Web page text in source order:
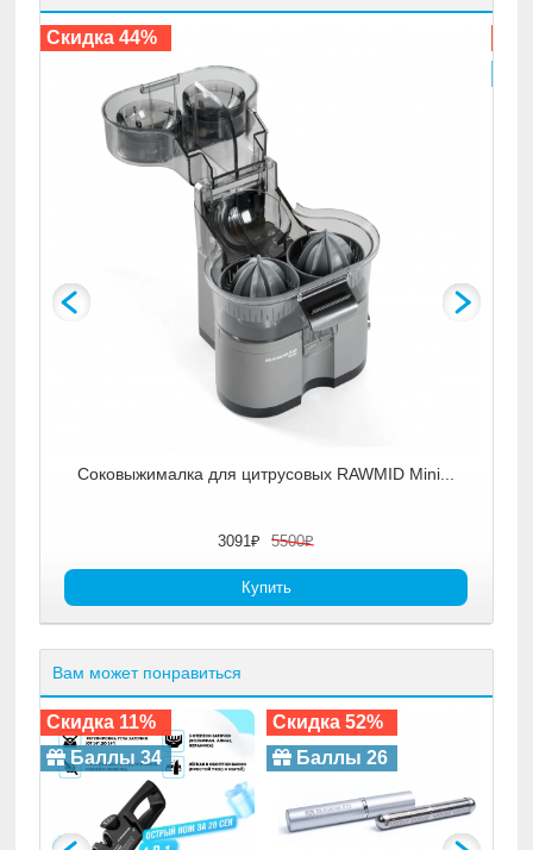
Mini...
Шнековая соковыжималка RAWMID MODERN
Скидка 7%
Бесплатно
Вам может понравиться
Скидка 52%
Баллы 26
Скидка 32%
Баллы 38